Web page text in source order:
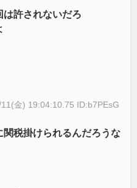
許されないだろ
金) 19:04:10.75 ID:b7PEsG
税掛けられるんだろうな